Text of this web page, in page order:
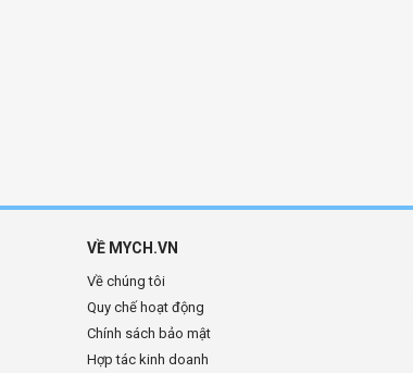
VỀ MYCH.VN
Về chúng tôi
Quy chế hoạt động
Chính sách bảo mật
Hợp tác kinh doanh